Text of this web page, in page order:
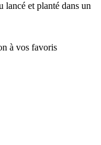
lancé et planté dans un